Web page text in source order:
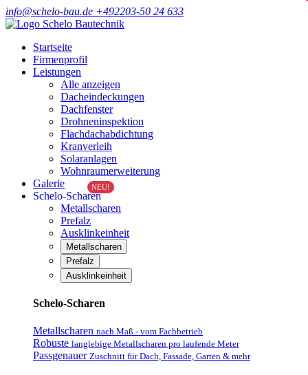
info@schelo-bau.de +492203-50 24 633
Startseite
Firmenprofil
Leistungen
Alle anzeigen
Dacheindeckungen
Dachfenster
Drohneninspektion
Flachdachabdichtung
Kranverleih
Solaranlagen
Wohnraumerweiterung
Galerie
Schelo-Scharen
NEU!
Metallscharen
Prefalz
Ausklinkeinheit
Metallscharen
Prefalz
Ausklinkeinheit
Schelo-Scharen
Metallscharen nach Maß - vom Fachbetrieb
Robuste langlebige Metallscharen pro laufende Meter
Passgenauer Zuschnitt für Dach, Fassade, Garten & mehr